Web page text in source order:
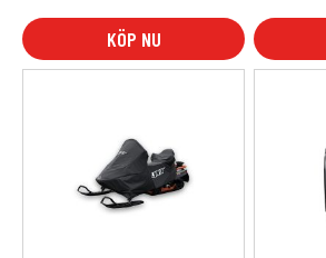
KÖP NU